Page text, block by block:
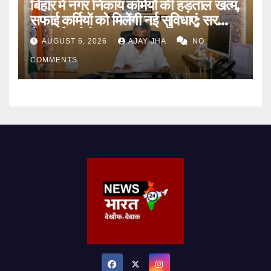
बिहार में नगर निकाय कर्मियों की हड़ताल खत्म,
सफाई कर्मियों को मिलेंगी नई सुविधाएं; सरकार
ने बनाई समिति
AUGUST 6, 2026 AJAY JHA NO
COMMENTS